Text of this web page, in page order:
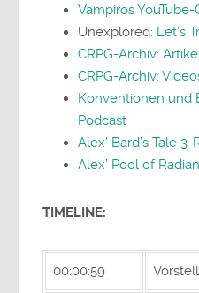
Vampiros
Unexplored: Let’s
CRPG-Archiv:
CRPG-Archiv:
Konventionen und
Podcast
Alex’ Bard’s Tale
Alex’ Pool of
TIMELINE:
00:00:59